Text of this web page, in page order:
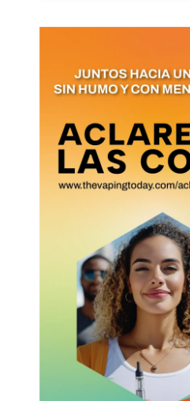
y recibe todas las
de daños en tu correo
receive all the news
in your email.
SUBSCRIBIRSE